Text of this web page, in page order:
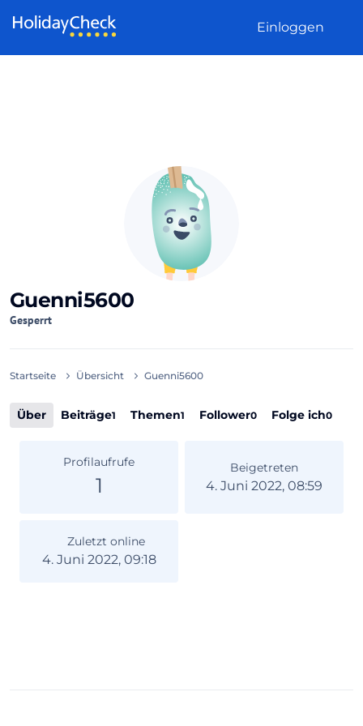
Einloggen
Guenni5600
Gesperrt
Startseite Übersicht Guenni5600
Über Beiträge1 Themen1 Follower0 Folge ich0
Profilaufrufe
1
Beigetreten
4. Juni 2022, 08:59
Zuletzt online
4. Juni 2022, 09:18